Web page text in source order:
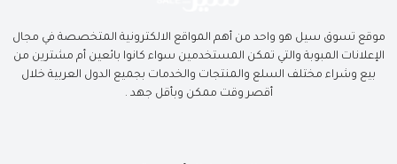
موقع تسوق سيل هو واحد من أهم المواقع الالكترونية المتخصصة في مجال
الإعلانات المبوبة والتي تمكن المستخدمين سواء كانوا بائعين أم مشترين من
بيع وشراء مختلف السلع والمنتجات والخدمات بجميع الدول العربية خلال
أقصر وقت ممكن وبأقل جهد .